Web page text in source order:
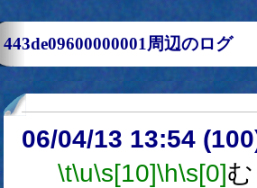
443de09600000001周辺のログ
06/04/13 13:54
\t\u\s[10]\h\s[0]